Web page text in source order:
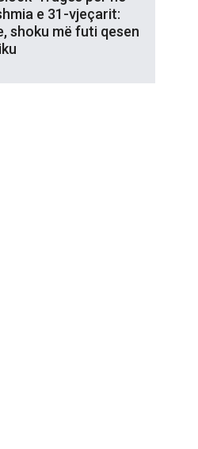
e 31-vjeçarit:
shoku më futi qesen